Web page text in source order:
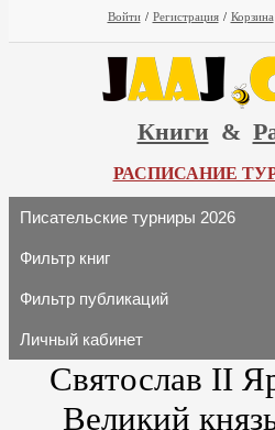
Войти / Регистрация / Корзина
Книги &
РАСПИСАНИЕ
Писательские турниры 2026
Фильтр книг
Фильтр публикаций
Личный кабинет
Святослав II
Великий